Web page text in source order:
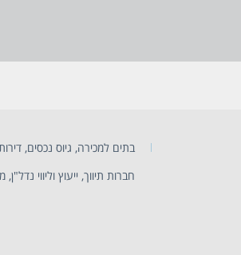
בתים למכירה, גיוס נכסים,
חברות תיווך, ייעוץ וליווי